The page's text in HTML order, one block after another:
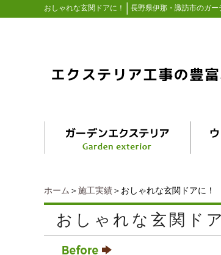
おしゃれな玄関ドアに！ 長野県伊那・諏訪市のガー
ホーム ＞施工実績＞おしゃれな玄関ドアに！
おしゃれな玄関ド